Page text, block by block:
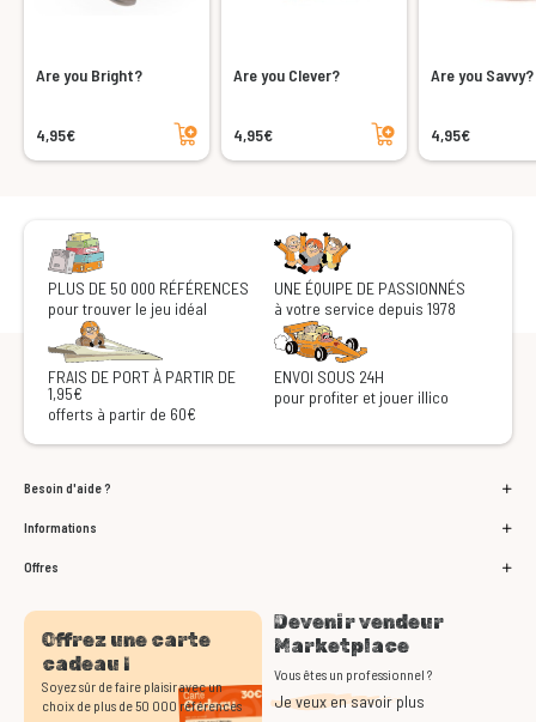
Are you Bright?
4,95€
Ajouter au panier
Are you Clever?
4,95€
Ajouter au panier
Are you Savvy?
4,95€
PLUS DE 50 000 RÉFÉRENCES
pour trouver le jeu idéal
UNE ÉQUIPE DE PASSIONNÉS
à votre service depuis 1978
FRAIS DE PORT À PARTIR DE
1,95€
offerts à partir de 60€
ENVOI SOUS 24H
pour profiter et jouer illico
Besoin d'aide ?
Informations
Offres
Offrez une carte
cadeau !
Soyez sûr de faire plaisir avec un
choix de plus de 50 000 références
Devenir vendeur
Marketplace
Vous êtes un professionnel ?
Je veux en savoir plus